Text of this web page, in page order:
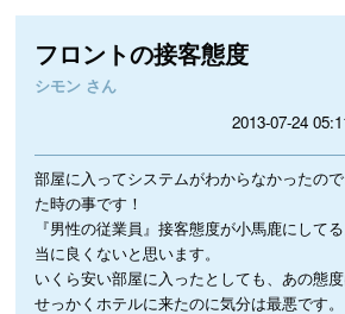
フロントの接客態度
シモン さん
2013-07-24
部屋に入ってシステムがわからなかったの
た時の事です！
『男性の従業員』接客態度が小馬鹿にして
当に良くないと思います。
いくら安い部屋に入ったとしても、あの態度
せっかくホテルに来たのに気分は最悪です。